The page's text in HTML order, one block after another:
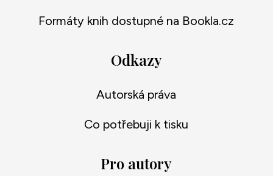
Formáty knih dostupné na Bookla.cz
Odkazy
Autorská práva
Co potřebuji k tisku
Pro autory